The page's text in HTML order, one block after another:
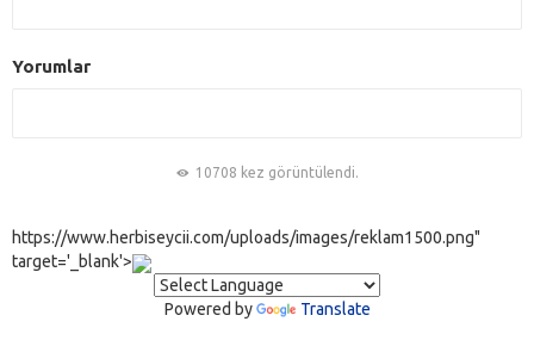
Yorumlar
10708 kez görüntülendi.
https://www.herbiseycii.com/uploads/images/reklam1500.png"
target='_blank'>
Powered by Translate